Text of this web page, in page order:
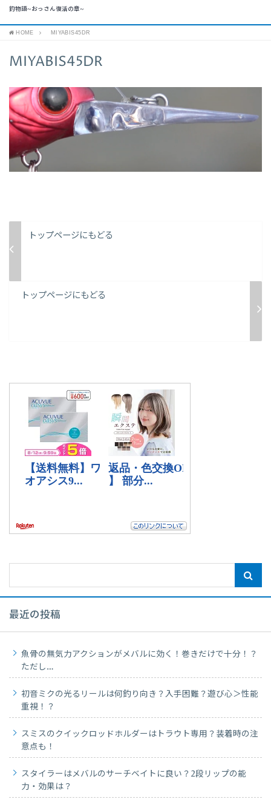
釣物語~おっさん復活の章~
HOME MIYABIS45DR
MIYABIS45DR
トップページにもどる
トップページにもどる
最近の投稿
魚骨の無気力アクションがメバルに効く！巻きだけで十分！？
ただし…
初音ミクの光るリールは何釣り向き？入手困難？遊び心＞性能
重視！？
スミスのクイックロッドホルダーはトラウト専用？装着時の注
意点も！
スタイラーはメバルのサーチベイトに良い？2段リップの能
力・効果は？